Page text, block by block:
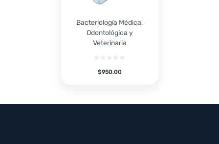
Bacteriología Médica,
Odontológica y
Veterinaria
$950.00